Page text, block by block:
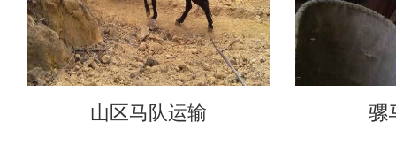
山区马队运输 骡